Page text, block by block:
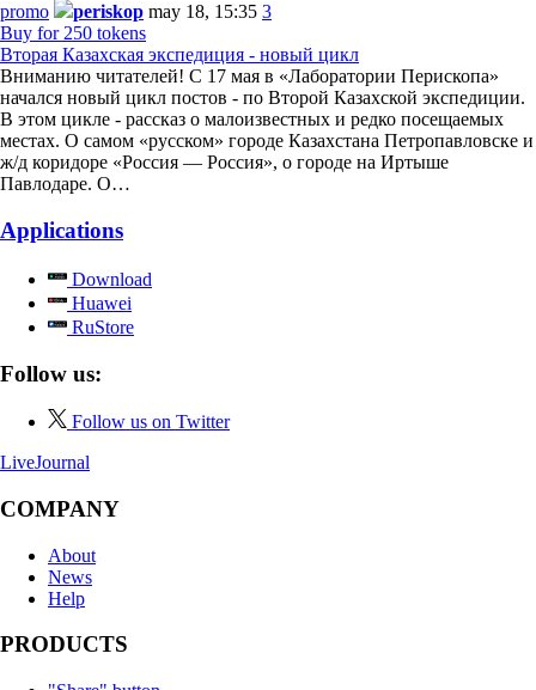
promo periskop may 18, 15:35 3
Buy for 250 tokens
Вторая Казахская экспедиция - новый цикл
Вниманию читателей! С 17 мая в «Лаборатории Перископа»
начался новый цикл постов - по Второй Казахской экспедиции.
В этом цикле - рассказ о малоизвестных и редко посещаемых
местах. О самом «русском» городе Казахстана Петропавловске и
ж/д коридоре «Россия — Россия», о городе на Иртыше
Павлодаре. О…
Applications
Download
Huawei
RuStore
Follow us:
Follow us on Twitter
LiveJournal
COMPANY
About
News
Help
PRODUCTS